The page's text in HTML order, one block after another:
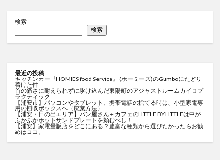
検索
検索
最近の投稿
キッチンカー『HOMIES food Service』 (ホーミーズ)のGumboにたどり
着けた件
首の痛さに耐えられずに駆け込んだ東陽町のアジャストルームカイロプ
ラクティック
【浦安市】パソコンやタブレット、携帯電話の捨てる時は、小型家電専
用の回収ボックスへ（廃棄方法）
【浦安・日の出エリア】パン屋さん＋カフェのLITTLE BY LITTLEは中が
ふかふかホットサンドプレートを頼むべし！
【浦安】家電量販店をどこにある？豊富な種類から選びたかったらお勧
めはココ。